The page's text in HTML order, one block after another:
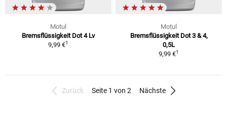
Motul
Bremsflüssigkeit Dot 4 Lv
9,99 €1
Motul
Bremsflüssigkeit Dot 3 & 4,
0,5L
9,99 €1
Zurück Seite 1 von 2 Nächste